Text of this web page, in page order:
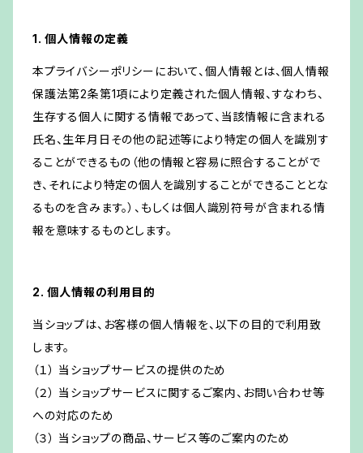
1. 個人情報の定義
本プライバシーポリシーにおいて、個人情報とは、個人情報
保護法第2条第1項により定義された個人情報、すなわち、
生存する個人に関する情報であって、当該情報に含まれる
氏名、生年月日その他の記述等により特定の個人を識別す
ることができるもの（他の情報と容易に照合することがで
き、それにより特定の個人を識別することができることとな
るものを含みます。）、もしくは個人識別符号が含まれる情
報を意味するものとします。
2. 個人情報の利用目的
当ショップは、お客様の個人情報を、以下の目的で利用致
します。
（１） 当ショップサービスの提供のため
（２） 当ショップサービスに関するご案内、お問い合わせ等
への対応のため
（３） 当ショップの商品、サービス等のご案内のため